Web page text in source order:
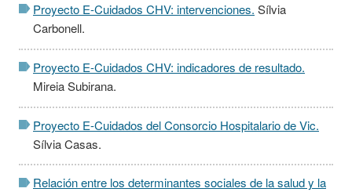
Proyecto E-Cuidados CHV: intervenciones. Sílvia
Carbonell.
Proyecto E-Cuidados CHV: indicadores de resultado.
Mireia Subirana.
Proyecto E-Cuidados del Consorcio Hospitalario de Vic.
Sílvia Casas.
Relación entre los determinantes sociales de la salud y la